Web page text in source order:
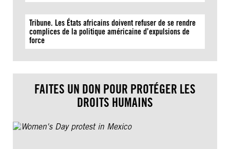
Tribune. Les États africains doivent refuser de se rendre
complices de la politique américaine d’expulsions de
force
FAITES UN DON POUR PROTÉGER LES
DROITS HUMAINS